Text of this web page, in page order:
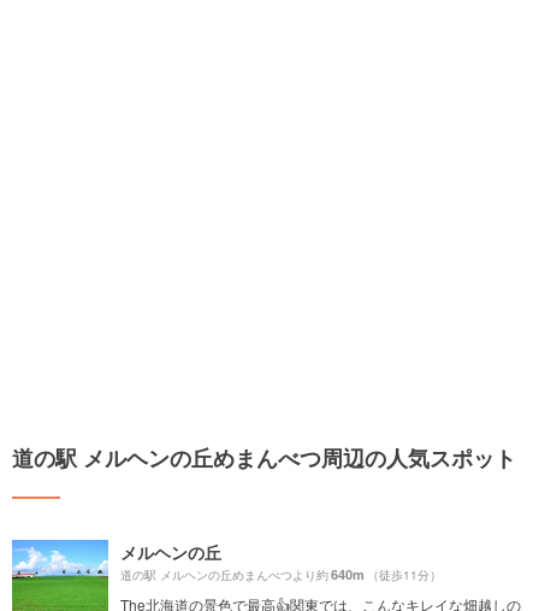
道の駅 メルヘンの丘めまんべつ周辺の人気スポット
メルヘンの丘
道の駅 メルヘンの丘めまんべつより約640m （徒歩11分）
The北海道の景色で最高👍関東では、こんなキレイな畑越しの